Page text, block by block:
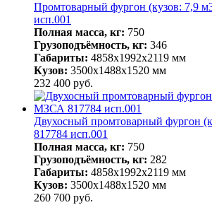
Промтоварный фургон (кузов: 7,9
исп.001
Полная масса, кг: 750
Грузоподъёмность, кг: 346
Габариты: 4858х1992х2119 мм
Кузов: 3500х1488х1520 мм
232 400 руб.
Двухосный промтоварный фургон
817784 исп.001
Полная масса, кг: 750
Грузоподъёмность, кг: 282
Габариты: 4858х1992х2119 мм
Кузов: 3500х1488х1520 мм
260 700 руб.